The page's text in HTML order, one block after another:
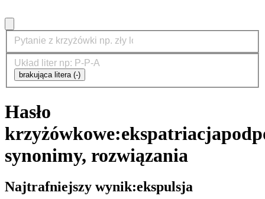
brakująca litera (-)
Hasło
krzyżówkowe:ekspatriacja
synonimy, rozwiązania
Najtrafniejszy wynik:ekspulsja